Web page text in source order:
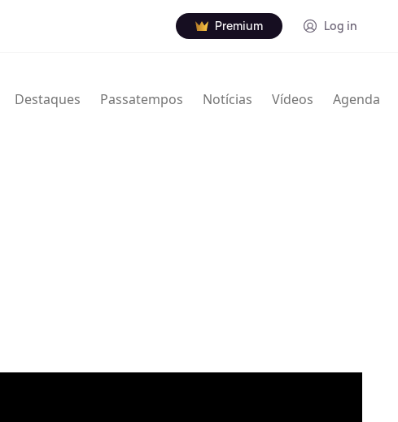
Premium Log in
Destaques Passatempos Notícias Vídeos Agenda